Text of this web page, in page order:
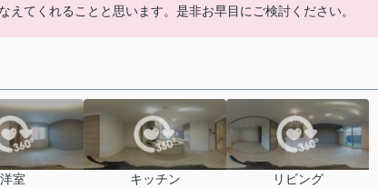
てくれることと思います。是非お早目にご検討ください。
洋室 キッチン リビング